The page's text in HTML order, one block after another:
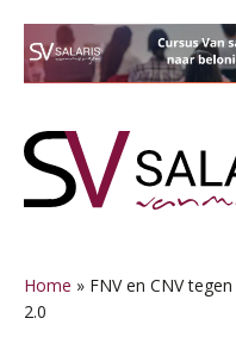
naar
hoofdnavigatie
naar
hoofd
naar
eerste
naar
voettekst
Home » FNV en CNV
2.0